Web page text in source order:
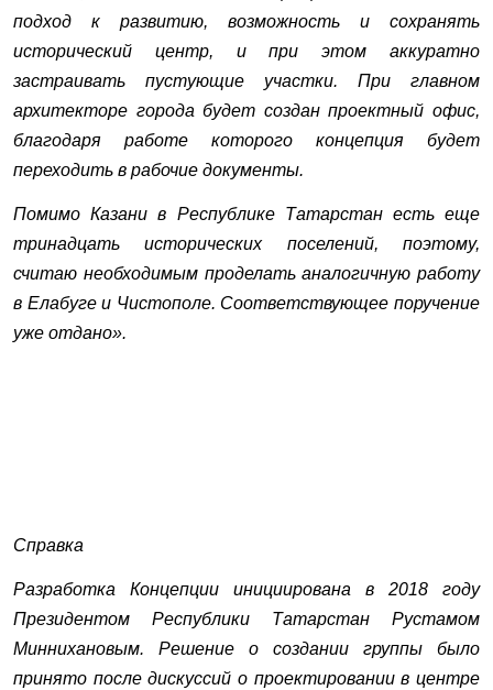
подход к развитию, возможность и сохранять
исторический центр, и при этом аккуратно
застраивать пустующие участки. При главном
архитекторе города будет создан проектный офис,
благодаря работе которого концепция будет
переходить в рабочие документы.
Помимо Казани в Республике Татарстан есть еще
тринадцать исторических поселений, поэтому,
считаю необходимым проделать аналогичную работу
в Елабуге и Чистополе. Соответствующее поручение
уже отдано».
Справка
Разработка Концепции инициирована в 2018 году
Президентом Республики Татарстан Рустамом
Миннихановым. Решение о создании группы было
принято после дискуссий о проектировании в центре